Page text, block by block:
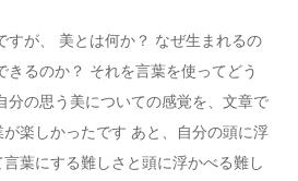
すが、 美とは何か？ なぜ生まれるの
きるのか？ それを言葉を使ってどう
分の思う美についての感覚を、文章で
楽しかったです あと、自分の頭に浮
葉にする難しさと頭に浮かべる難し